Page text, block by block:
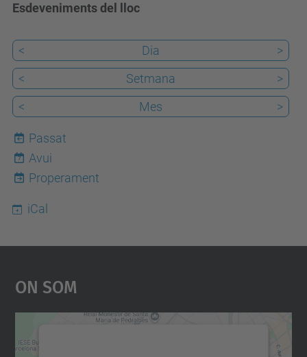
Esdeveniments del lloc
< Dia
>
<
Setmana
>
<
Mes >
Passat
7
Avui
Properament
iCal
On Som